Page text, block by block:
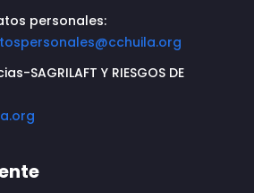
personales:
SAGRILAFT Y RIESGOS DE